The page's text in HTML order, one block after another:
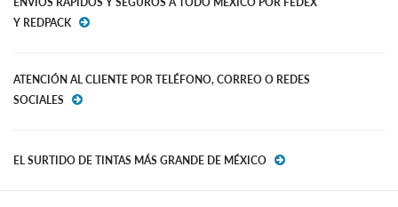
Y REDPACK
ATENCIÓN AL CLIENTE POR TELÉFONO, CORREO O REDES
SOCIALES
EL SURTIDO DE TINTAS MÁS GRANDE DE MÉXICO